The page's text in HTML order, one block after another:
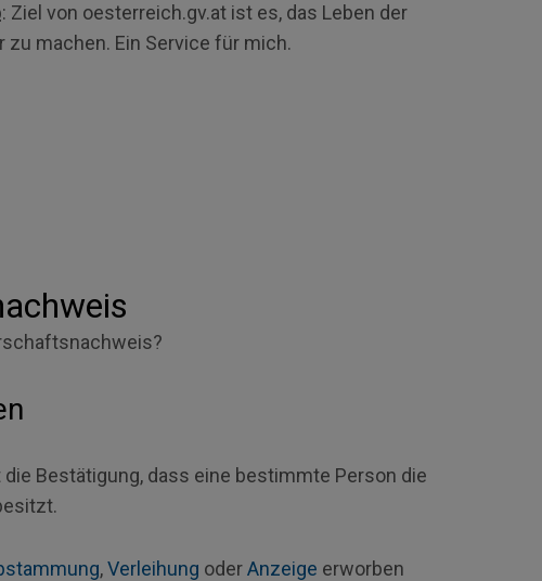
: Ziel von oesterreich.gv.at ist es, das Leben der
machen. Ein Service für mich.
Bestätigung, dass eine bestimmte Person die
,Verleihung oderAnzeige erworben